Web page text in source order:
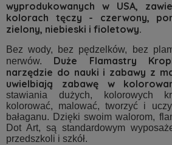
wyprodukowanych w USA,
kolorach tęczy - czerwony,
zielony, niebieski i fioletowy.
Bez wody, bez pędzelków, bez
nerwów.
Duże Flamastry
narzędzie do nauki i zabawy z
uwielbiają zabawę w
stawiania dużych, kolorowych
kolorować, malować, tworzyć i
bałaganu. Dzięki swoim walorom,
Dot Art, są standardowym
przedszkoli i szkół.